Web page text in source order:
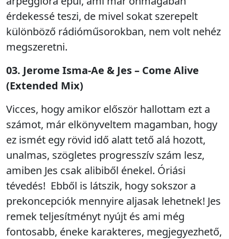
érdekessé teszi, de mivel sokat szerepelt
különböző rádióműsorokban, nem volt nehéz
megszeretni.
03. Jerome Isma-Ae & Jes – Come Alive
(Extended Mix)
Vicces, hogy amikor először hallottam ezt a
számot, már elkönyveltem magamban, hogy
ez ismét egy rövid idő alatt tető alá hozott,
unalmas, szögletes progresszív szám lesz,
amiben Jes csak alibiből énekel. Óriási
tévedés! Ebből is látszik, hogy sokszor a
prekoncepciók mennyire aljasak lehetnek! Jes
remek teljesítményt nyújt és ami még
fontosabb, éneke karakteres, megjegyezhető,